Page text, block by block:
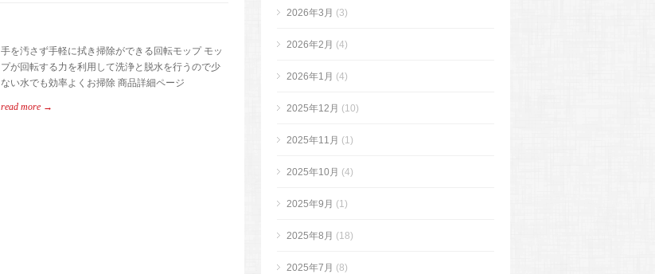
手を汚さず手軽に拭き掃除ができる回転モップ モッ
プが回転する力を利用して洗浄と脱水を行うので少
ない水でも効率よくお掃除 商品詳細ページ
read more →
2026年3月 (3)
2026年2月 (4)
2026年1月 (4)
2025年12月 (10)
2025年11月 (1)
2025年10月 (4)
2025年9月 (1)
2025年8月 (18)
2025年7月 (8)